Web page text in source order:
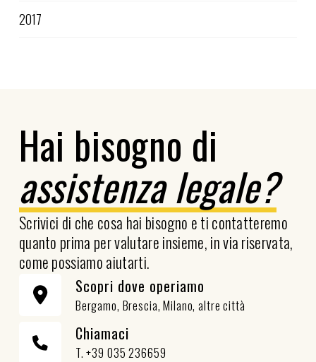
2017
Hai bisogno di
assistenza legale?
Scrivici di che cosa hai bisogno e ti contatteremo
quanto prima per valutare insieme, in via riservata,
come possiamo aiutarti.
Scopri dove operiamo
Bergamo, Brescia, Milano, altre città
Chiamaci
T. +39 035 236659